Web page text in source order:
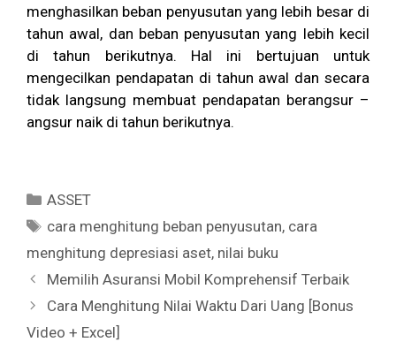
menghasilkan beban penyusutan yang lebih besar di
tahun awal, dan beban penyusutan yang lebih kecil
di tahun berikutnya. Hal ini bertujuan untuk
mengecilkan pendapatan di tahun awal dan secara
tidak langsung membuat pendapatan berangsur –
angsur naik di tahun berikutnya.
Categories
ASSET
Tags
cara menghitung beban penyusutan, cara
menghitung depresiasi aset, nilai buku
Memilih Asuransi Mobil Komprehensif Terbaik
Cara Menghitung Nilai Waktu Dari Uang [Bonus
Video + Excel]